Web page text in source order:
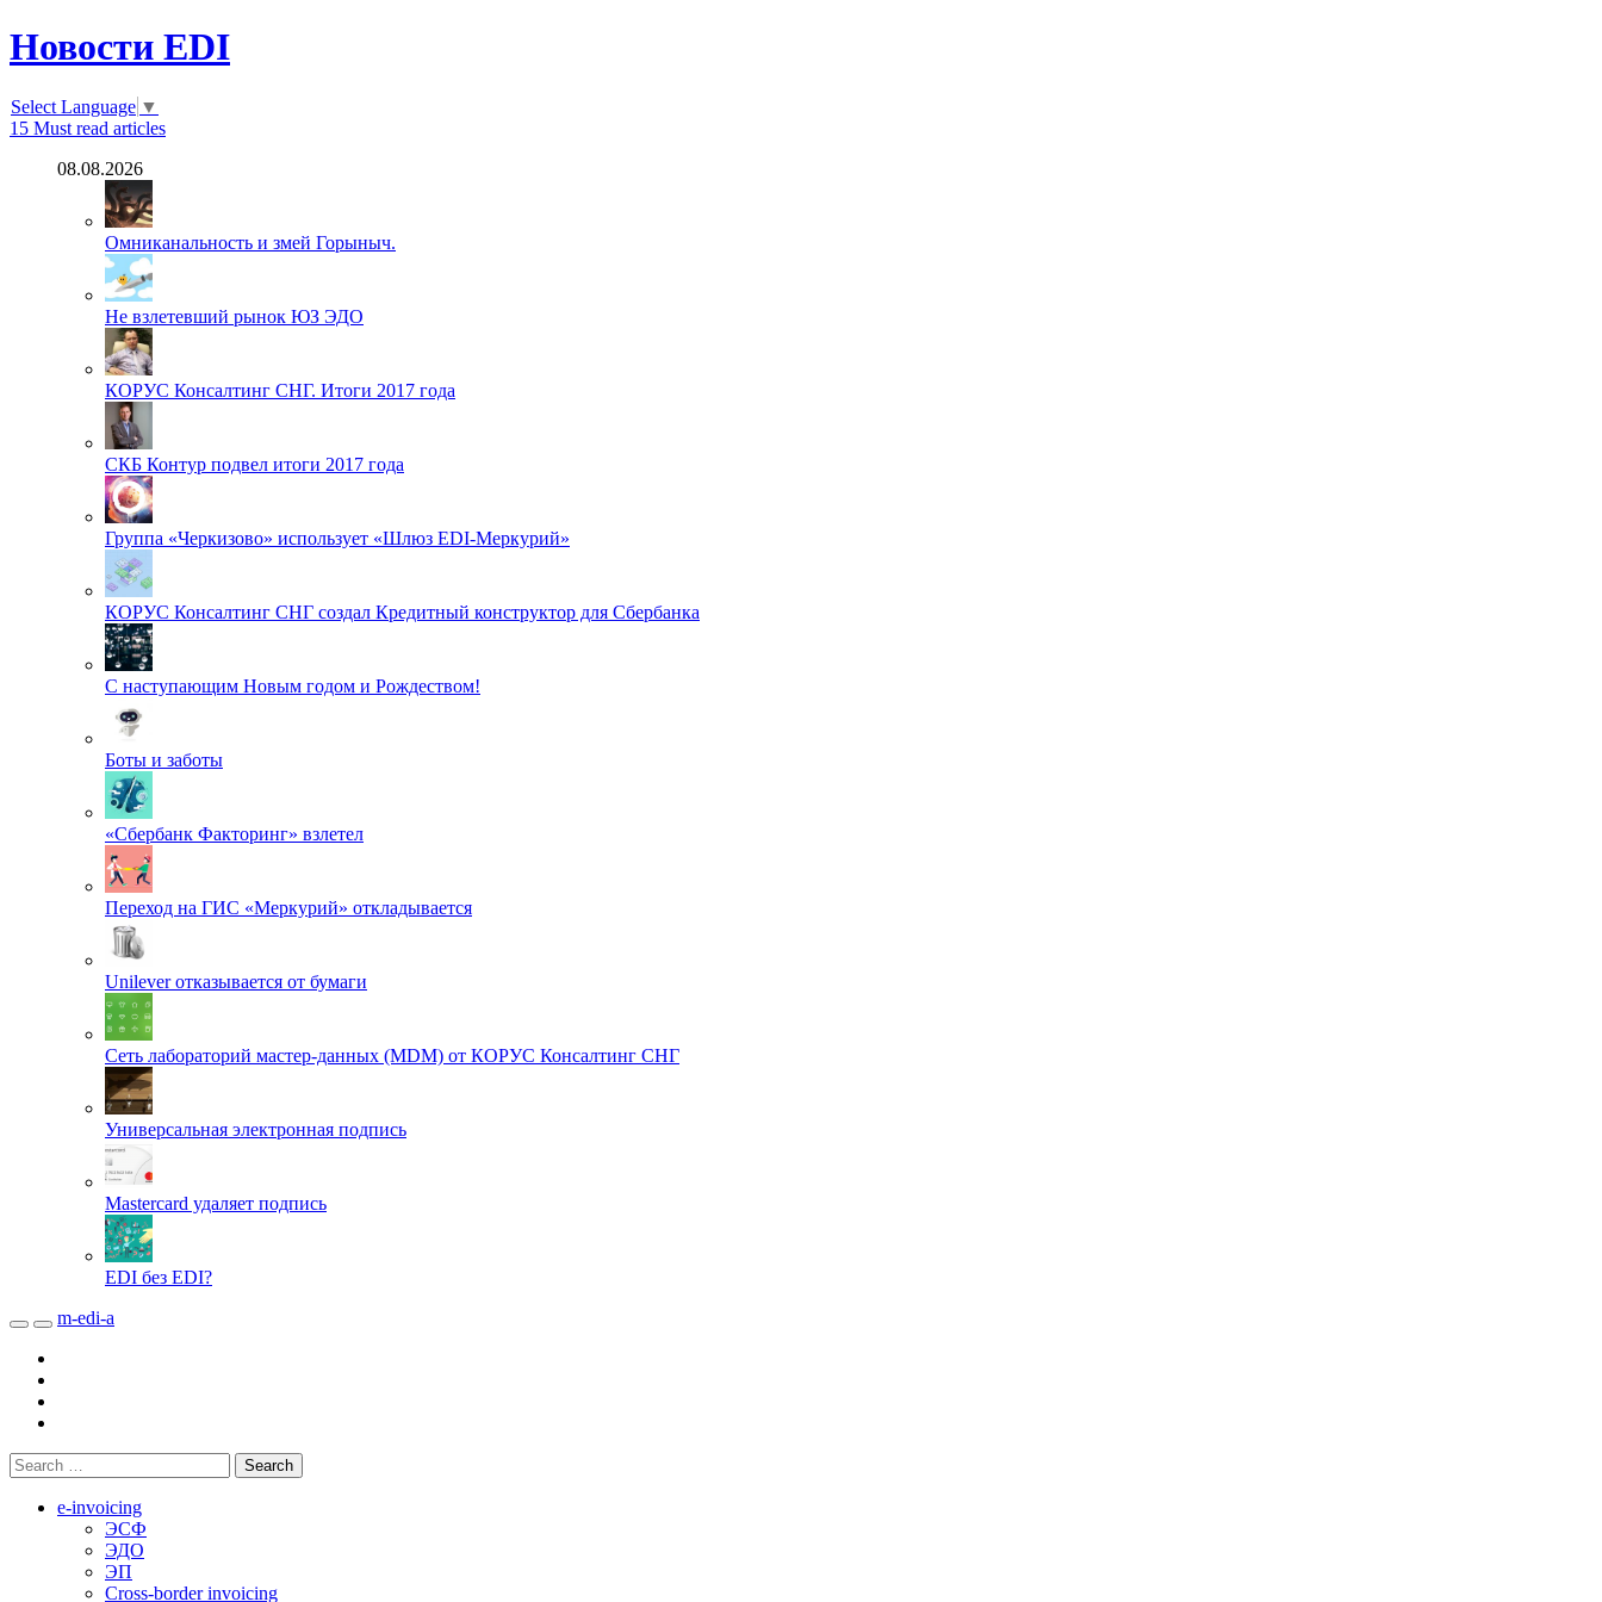
Новости EDI
Select Language ▼
15 Must read articles
08.08.2026
Омниканальность и змей Горыныч.
Не взлетевший рынок ЮЗ ЭДО
КОРУС Консалтинг СНГ. Итоги 2017 года
СКБ Контур подвел итоги 2017 года
Группа «Черкизово» использует «Шлюз EDI-Меркурий»
КОРУС Консалтинг СНГ создал Кредитный конструктор для Сбербанка
С наступающим Новым годом и Рождеством!
Боты и заботы
«Сбербанк Факторинг» взлетел
Переход на ГИС «Меркурий» откладывается
Unilever отказывается от бумаги
Сеть лабораторий мастер-данных (MDM) от КОРУС Консалтинг СНГ
Универсальная электронная подпись
Mastercard удаляет подпись
EDI без EDI?
m-edi-a
e-invoicing
ЭСФ
ЭДО
ЭП
Cross-border invoicing